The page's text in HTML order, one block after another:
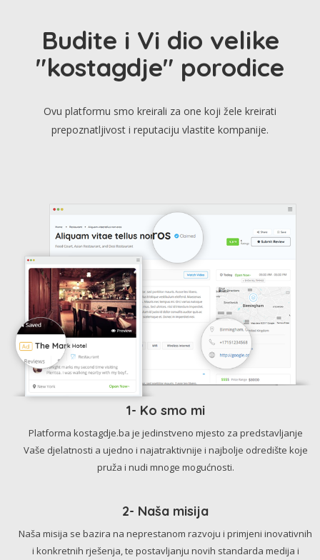
Budite i Vi dio velike
"kostagdje" porodice
Ovu platformu smo kreirali za one koji žele kreirati
prepoznatljivost i reputaciju vlastite kompanije.
1- Ko smo mi
Platforma kostagdje.ba je jedinstveno mjesto za predstavljanje
Vaše djelatnosti a ujedno i najatraktivnije i najbolje odredište koje
pruža i nudi mnoge mogućnosti.
2- Naša misija
Naša misija se bazira na neprestanom razvoju i primjeni inovativnih
i konkretnih rješenja, te postavljanju novih standarda medija i